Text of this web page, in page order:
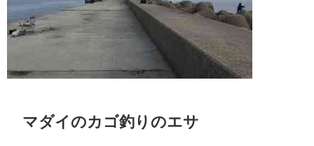
マダイのカゴ釣りのエサ